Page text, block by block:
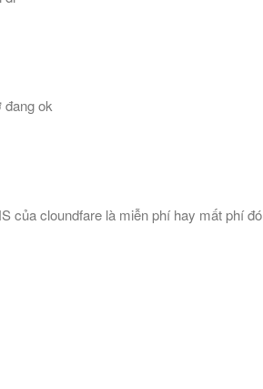
đang ok
của cloundfare là miễn phí hay mất phí đó